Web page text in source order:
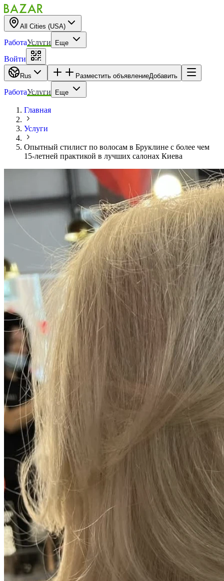
All Cities (USA)
РаботаУслуги Еще
Войти
Rus Разместить объявлениеДобавить
РаботаУслуги Еще
Главная
Услуги
Опытный стилист по волосам в Бруклине с более чем
15-летней практикой в лучших салонах Киева